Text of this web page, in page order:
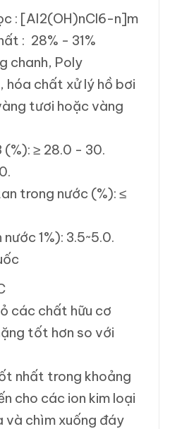
: [Al2(OH)nCl6-n]m
: 28% - 31%
chanh, Poly
hóa chất xử lý hồ bơi
tươi hoặc vàng
(%): ≥ 28.0 - 30.
trong nước (%): ≤
1%): 3.5~5.0.
các chất hữu cơ
tốt hơn so với
nhất trong khoảng
cho các ion kim loại
và chìm xuống đáy